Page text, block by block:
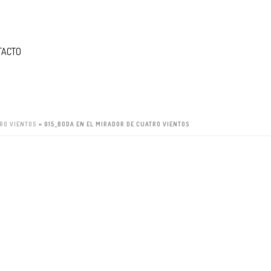
VIENTOS » 015_BODA EN EL MIRADOR DE CUATRO VIENTOS